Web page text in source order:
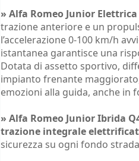
» Alfa Romeo Junior Elettrica
trazione anteriore e un
l’accelerazione 0-100 km/h
istantanea garantisce una
Dotata di assetto sportivo,
impianto frenante
emozioni alla guida, anche in
» Alfa Romeo Junior Ibrida
trazione integrale
sicurezza su ogni fondo